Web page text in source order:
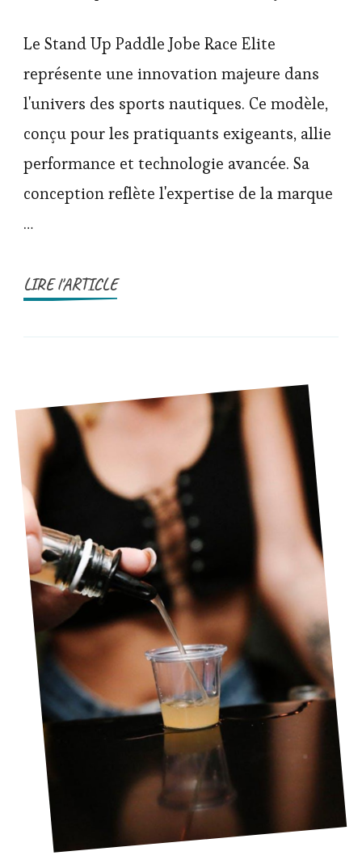
Le Stand Up Paddle Jobe Race Elite
représente une innovation majeure dans
l'univers des sports nautiques. Ce modèle,
conçu pour les pratiquants exigeants, allie
performance et technologie avancée. Sa
conception reflète l'expertise de la marque
…
LIRE l'ARTICLE